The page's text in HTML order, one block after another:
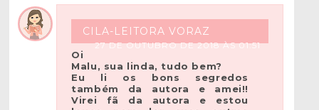
CILA-LEITORA VORAZ
27 DE OUTUBRO DE 2018 ÀS 01:51
Oi
Malu, sua linda, tudo bem?
Eu li os bons segredos
também da autora e amei!!
Virei fã da autora e estou